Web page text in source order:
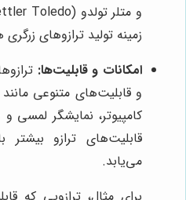
زمینه تولید ترازوهای
امکانات و قابلیت‌ها:
و قابلیت‌های متنوعی مانند
کامپیوتر، نمایشگر لمسی
قابلیت‌های ترازو
می‌یابد.